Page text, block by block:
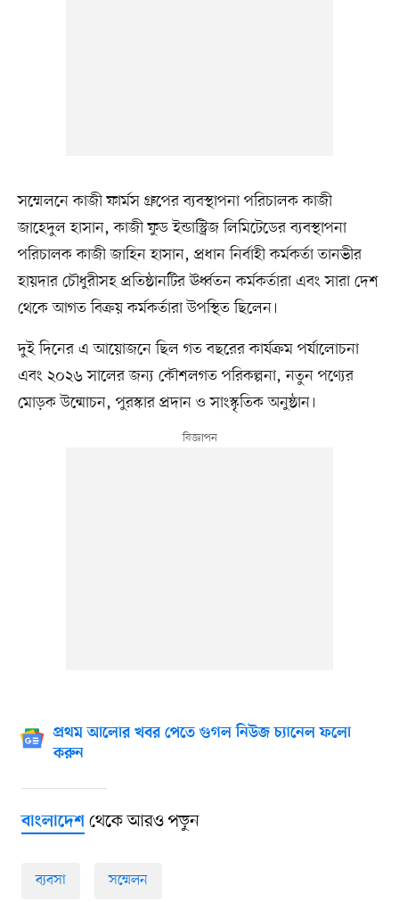
সম্মেলনে কাজী ফার্মস গ্রুপের ব্যবস্থাপনা পরিচালক কাজী
জাহেদুল হাসান, কাজী ফুড ইন্ডাস্ট্রিজ লিমিটেডের ব্যবস্থাপনা
পরিচালক কাজী জাহিন হাসান, প্রধান নির্বাহী কর্মকর্তা তানভীর
হায়দার চৌধুরীসহ প্রতিষ্ঠানটির ঊর্ধ্বতন কর্মকর্তারা এবং সারা দেশ
থেকে আগত বিক্রয় কর্মকর্তারা উপস্থিত ছিলেন।
দুই দিনের এ আয়োজনে ছিল গত বছরের কার্যক্রম পর্যালোচনা
এবং ২০২৬ সালের জন্য কৌশলগত পরিকল্পনা, নতুন পণ্যের
মোড়ক উন্মোচন, পুরস্কার প্রদান ও সাংস্কৃতিক অনুষ্ঠান।
প্রথম আলোর খবর পেতে গুগল নিউজ চ্যানেল ফলো
করুন
বাংলাদেশথেকে আরও পড়ুন
ব্যবসা সম্মেলন